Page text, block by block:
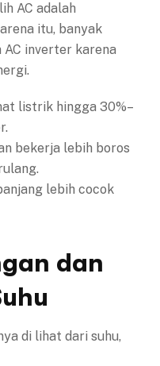
AC adalah
itu, banyak
AC inverter karena
listrik hingga 30%–
bekerja lebih boros
lebih cocok
dan
di lihat dari suhu,